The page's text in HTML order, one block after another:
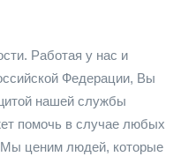
Работая у нас и
Федерации, Вы
нашей службы
помочь в случае любых
ценим людей, которые